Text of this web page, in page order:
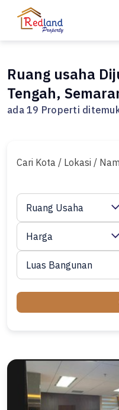
Ruang usaha
Tengah,
ada 19 Properti
Cari Kota / Lokasi /
Ruang Usaha
Harga
Luas Bangunan